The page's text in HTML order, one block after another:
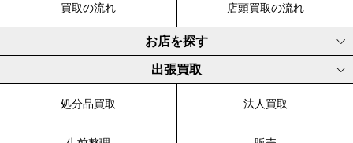
買取の流れ 店頭買取の流れ
お店を探す
出張買取
処分品買取 法人買取